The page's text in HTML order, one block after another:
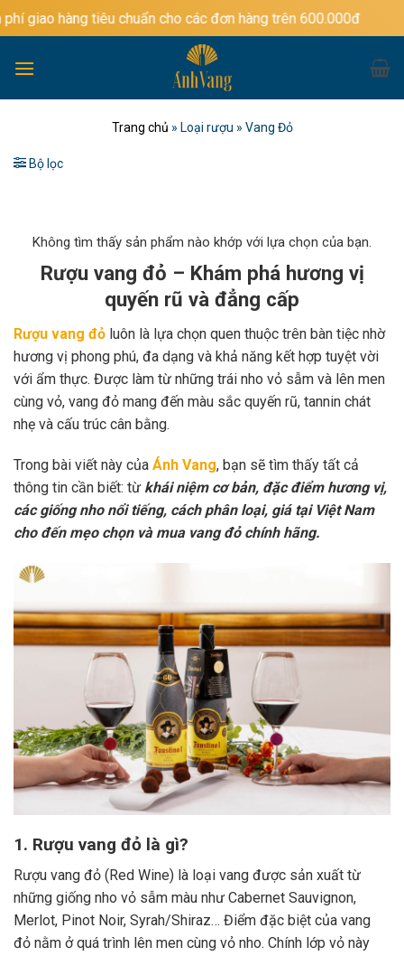
Bỏ
qua
dung
tiêu chuẩn cho các đơn hàng trên 600.000đ
Trang chủ » Loại rượu » Vang Đỏ
Bộ lọc
Không tìm thấy sản phẩm nào khớp với lựa chọn của bạn.
Rượu vang đỏ – Khám phá hương vị
quyến rũ và đẳng cấp
Rượu vang đỏ luôn là lựa chọn quen thuộc trên bàn tiệc nhờ
hương vị phong phú, đa dạng và khả năng kết hợp tuyệt vời
với ẩm thực. Được làm từ những trái nho vỏ sẫm và lên men
cùng vỏ, vang đỏ mang đến màu sắc quyến rũ, tannin chát
nhẹ và cấu trúc cân bằng.
Trong bài viết này của Ánh Vang, bạn sẽ tìm thấy tất cả
thông tin cần biết: từ khái niệm cơ bản, đặc điểm hương vị,
các giống nho nổi tiếng, cách phân loại, giá tại Việt Nam
cho đến mẹo chọn và mua vang đỏ chính hãng.
1. Rượu vang đỏ là gì?
Rượu vang đỏ (Red Wine) là loại vang được sản xuất từ
những giống nho vỏ sẫm màu như Cabernet Sauvignon,
Merlot, Pinot Noir, Syrah/Shiraz… Điểm đặc biệt của vang
đỏ nằm ở quá trình lên men cùng vỏ nho. Chính lớp vỏ này